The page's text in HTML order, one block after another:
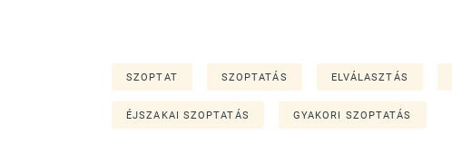
SZOPTAT SZOPTATÁS ELVÁLASZTÁS
ÉJSZAKAI SZOPTATÁS GYAKORI SZOPTATÁS